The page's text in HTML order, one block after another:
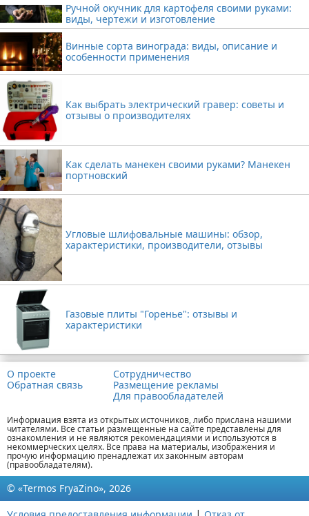
Ручной окучник для картофеля своими руками:
виды, чертежи и изготовление
Винные сорта винограда: виды, описание и
особенности применения
Как выбрать электрический гравер: советы и
отзывы о производителях
Как сделать манекен своими руками? Манекен
портновский
Угловые шлифовальные машины: обзор,
характеристики, производители, отзывы
Газовые плиты "Горенье": отзывы и
характеристики
О проекте
Обратная связь
Сотрудничество
Размещение рекламы
Для правообладателей
Информация взята из открытых источников, либо прислана нашими
читателями. Все статьи размещенные на сайте представлены для
ознакомления и не являются рекомендациями и используются в
некоммерческих целях. Все права на материалы, изображения и
прочую информацию пренадлежат их законным авторам
(правообладателям).
© «Termos FryaZino», 2026